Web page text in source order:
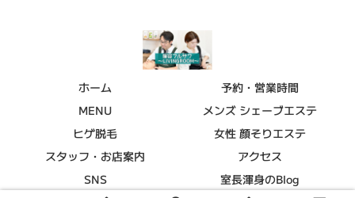
ホーム
予約・営業時間
MENU
メンズ シェーブエステ
ヒゲ脱毛
女性 顔そりエステ
スタッフ・お店案内
アクセス
SNS
室長渾身のBlog